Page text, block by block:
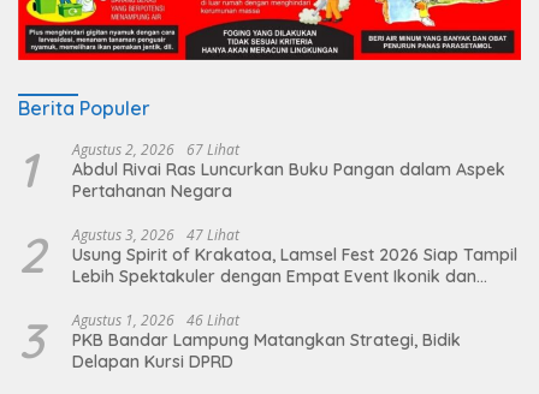
Berita Populer
1 Agustus 2, 2026 67 Lihat
Abdul Rivai Ras Luncurkan Buku Pangan dalam Aspek
Pertahanan Negara
2 Agustus 3, 2026 47 Lihat
Usung Spirit of Krakatoa, Lamsel Fest 2026 Siap Tampil
Lebih Spektakuler dengan Empat Event Ikonik dan
3 Agustus 1, 2026 46 Lihat
PKB Bandar Lampung Matangkan Strategi, Bidik
Delapan Kursi DPRD